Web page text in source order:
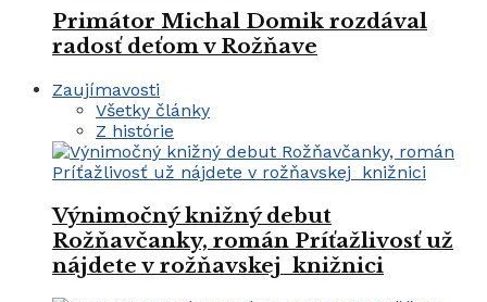
Primátor Michal Domik rozdával
radosť deťom v Rožňave
Zaujímavosti
Všetky články
Z histórie
Výnimočný knižný debut
Rožňavčanky, román Príťažlivosť už
nájdete v rožňavskej knižnici